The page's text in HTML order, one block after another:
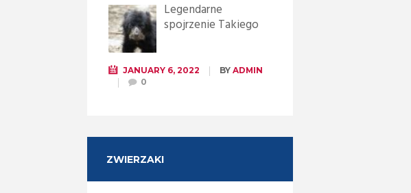
Legendarne
spojrzenie Takiego
JANUARY 6, 2022 BY ADMIN
0
ZWIERZAKI